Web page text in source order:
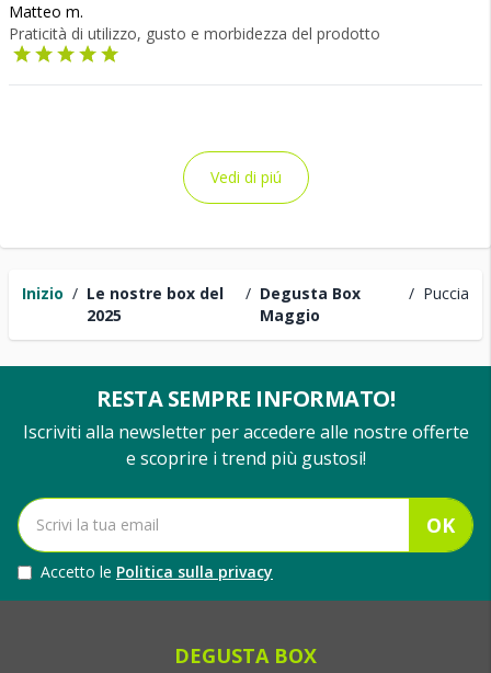
Inizio / Le nostre box del
2025
/ Degusta Box
Maggio
/ Puccia
Matteo m.
Praticità di utilizzo, gusto e morbidezza del prodotto
Vedi di piú
RESTA SEMPRE INFORMATO!
Iscriviti alla newsletter per accedere alle nostre offerte
e scoprire i trend più gustosi!
OK
Accetto le Politica sulla privacy
DEGUSTA BOX